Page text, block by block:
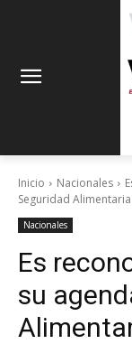
Inicio Nacionales
Seguridad Alimentaria
Nacionales
Es
su